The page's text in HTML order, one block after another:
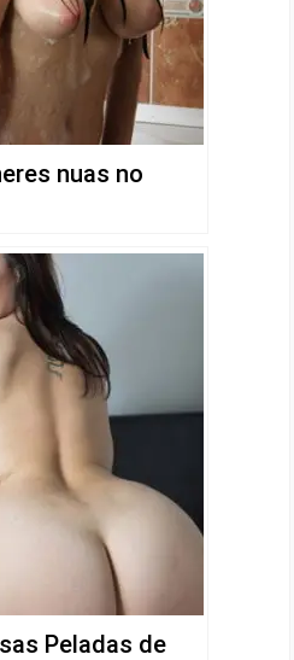
nuas no
Peladas de